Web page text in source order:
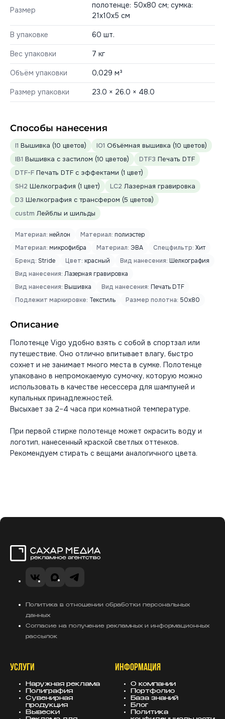
Размер
полотенце: 50x80 см; сумка:
21х10х5 см
В упаковке 60 шт.
Вес упаковки 7 кг
Объём упаковки 0,029 м³
Размер упаковки 23.0 × 26.0 × 48.0
Способы нанесения
I1 Вышивка (10 цветов) IO1 Объёмная вышивка (10 цветов)
IB1 Вышивка с застилом (10 цветов) DTF3 Печать DTF
DTF-F Печать DTF с эффектами (1 цвет)
SH2 Шелкография (1 цвет) LC2 Лазерная гравировка
D3 Шелкография с трансфером (5 цветов)
custm Лейблы и шильды
Материал: нейлон Материал: полиэстер
Материал: микрофибра Материал: ЭВА Спецфильтр: Хит
Бренд: Stride Цвет: красный Вид нанесения: Шелкография
Вид нанесения: Лазерная гравировка
Вид нанесения: Вышивка Вид нанесения: Печать DTF
Подлежит маркировке: Текстиль Размер полотна: 50x80
Описание
Полотенце Vigo удобно взять с собой в спортзал или
путешествие. Оно отлично впитывает влагу, быстро
сохнет и не занимает много места в сумке. Полотенце
упаковано в непромокаемую сумочку, которую можно
использовать в качестве несессера для шампуней и
купальных принадлежностей.
Высыхает за 2–4 часа при комнатной температуре.
При первой стирке полотенце может окрасить воду и
логотип, нанесенный краской светлых оттенков.
Рекомендуем стирать с вещами аналогичного цвета.
VK MAXTelegram
Политика в отношении обработки персональных
данных
Согласие на получение рекламных и информационных
рассылок
УСЛУГИ
Наружная реклама
Полиграфия
Сувенирная
продукция
Вывески
ИНФОРМАЦИЯ
О компании
Портфолио
База знаний
Блог
Политика